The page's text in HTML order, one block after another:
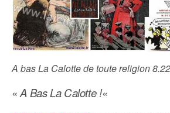
A bas La Calotte de toute religion
«A Bas La Calotte !«